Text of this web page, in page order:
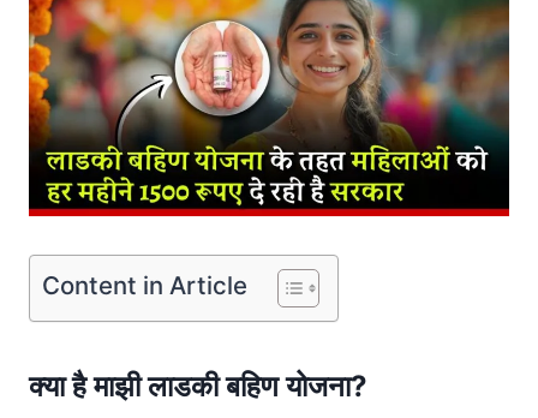
Content in Article
क्या है माझी लाडकी बहिण योजना?